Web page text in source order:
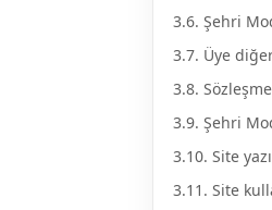
3.6. Şehri
3.7. Üye
3.8.
3.9. Şehri
3.10. Site
3.11. Site